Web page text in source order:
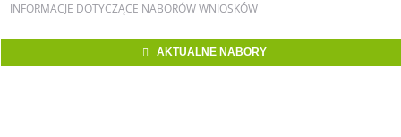
INFORMACJE DOTYCZĄCE NABORÓW WNIOSKÓW
AKTUALNE NABORY